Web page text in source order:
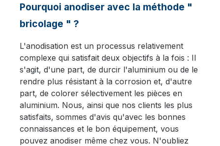
Pourquoi anodiser avec la méthode "
bricolage " ?
L'anodisation est un processus relativement
complexe qui satisfait deux objectifs à la fois : Il
s'agit, d'une part, de durcir l'aluminium ou de le
rendre plus résistant à la corrosion et, d'autre
part, de colorer sélectivement les pièces en
aluminium. Nous, ainsi que nos clients les plus
satisfaits, sommes d'avis qu'avec les bonnes
connaissances et le bon équipement, vous
pouvez anodiser même chez vous. N'oubliez